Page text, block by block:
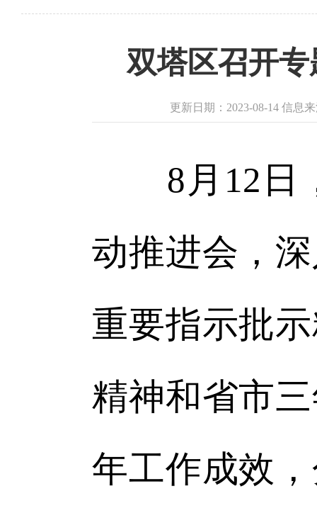
双塔区召开
更新日期：2023-08-14 信息
8月12日，
动推进会，
重要指示批
精神和省市
年工作成效